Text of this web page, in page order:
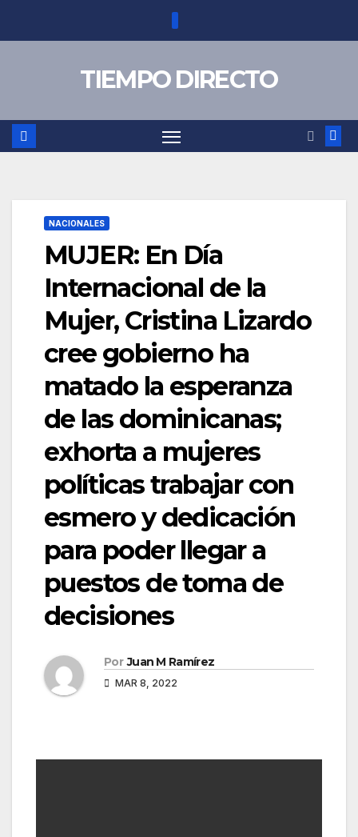
TIEMPO DIRECTO
NACIONALES
MUJER: En Día
Internacional de la
Mujer, Cristina Lizardo
cree gobierno ha
matado la esperanza
de las dominicanas;
exhorta a mujeres
políticas trabajar con
esmero y dedicación
para poder llegar a
puestos de toma de
decisiones
Por Juan M Ramírez
MAR 8, 2022